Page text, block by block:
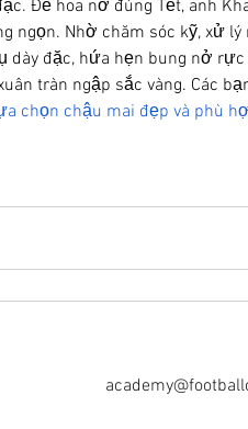
Để hoa nở đúng Tết, anh
ngọn. Nhờ chăm sóc kỹ, xử
dày đặc, hứa hẹn bung nở
tràn ngập sắc vàng. Các
chọn chậu mai đẹp và phù